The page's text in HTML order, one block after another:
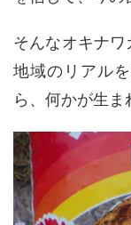
そんなオキナワ
地域のリアル
ら、何かが生ま